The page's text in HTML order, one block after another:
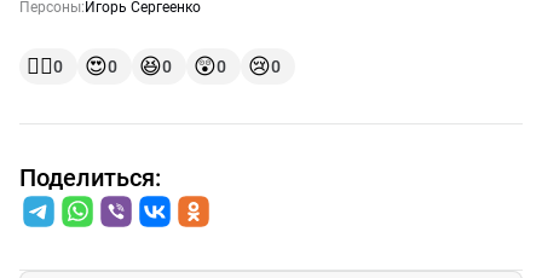
Персоны: Игорь Сергеенко
👍🏻0 😍0 😆0 😲0 😢0
Поделиться: